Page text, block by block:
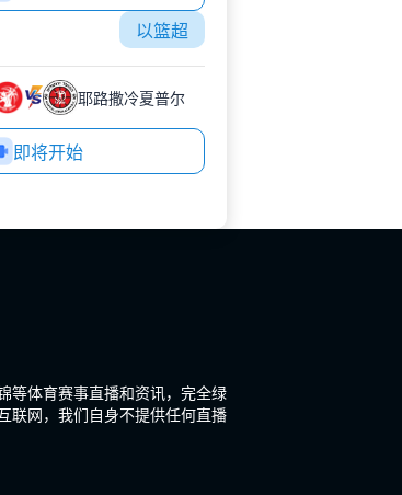
以篮超
耶路撒冷夏普尔
即将开始
等体育赛事直播和资讯，完全绿
联网，我们自身不提供任何直播